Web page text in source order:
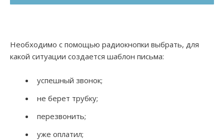
Необходимо с помощью радиокнопки выбрать, для
какой ситуации создается шаблон письма:
успешный звонок;
не берет трубку;
перезвонить;
уже оплатил;